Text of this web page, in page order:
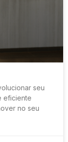
seu
eficiente
no seu